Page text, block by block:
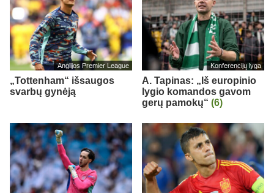
Anglijos Premier League
„Tottenham“ išsaugos
svarbų gynėją
Konferencijų lyga
A. Tapinas: „Iš europinio
lygio komandos gavom
gerų pamokų“ (6)